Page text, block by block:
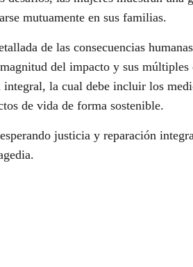
mutuamente en sus familias.
de las consecuencias
del impacto y sus
la cual debe incluir los
de vida de forma sostenible.
justicia y reparación